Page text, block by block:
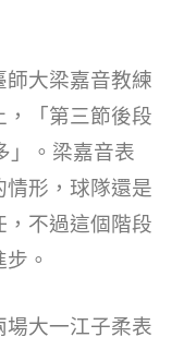
大梁嘉音教練
「第三節後段
。梁嘉音表
形，球隊還是
不過這個階段
。
大一江子柔表